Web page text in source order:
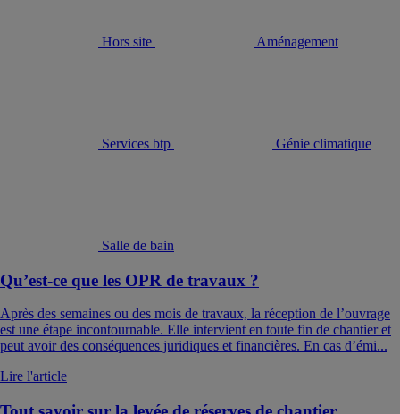
Hors site Aménagement
Services btp Génie climatique
Salle de bain
Qu’est-ce que les OPR de travaux ?
Après des semaines ou des mois de travaux, la réception de l’ouvrage
est une étape incontournable. Elle intervient en toute fin de chantier et
peut avoir des conséquences juridiques et financières. En cas d’émi...
Lire l'article